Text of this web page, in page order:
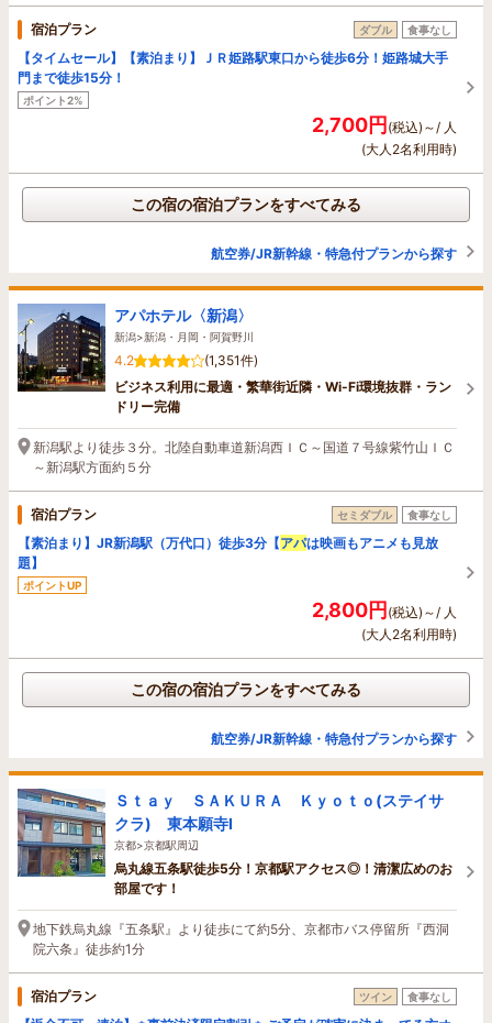
宿泊プラン ダブル 食事なし
【タイムセール】【素泊まり】ＪＲ姫路駅東口から徒歩6分！姫路城大手
門まで徒歩15分！
ポイント2%
2,700円(税込)～/ 人
(大人2名利用時)
この宿の宿泊プランをすべてみる
航空券/JR新幹線・特急付プランから探す
アパホテル〈新潟〉
新潟>新潟・月岡・阿賀野川
4.2
(1,351件)
ビジネス利用に最適・繁華街近隣・Wi-Fi環境抜群・ラン
ドリー完備
新潟駅より徒歩３分。北陸自動車道新潟西ＩＣ～国道７号線紫竹山ＩＣ
～新潟駅方面約５分
宿泊プラン セミダブル 食事なし
【素泊まり】JR新潟駅（万代口）徒歩3分【アパは映画もアニメも見放
題】
ポイントUP
2,800円(税込)～/ 人
(大人2名利用時)
この宿の宿泊プランをすべてみる
航空券/JR新幹線・特急付プランから探す
Ｓｔａｙ ＳＡＫＵＲＡ Ｋｙｏｔｏ(ステイサ
クラ) 東本願寺Ⅰ
京都>京都駅周辺
烏丸線五条駅徒歩5分！京都駅アクセス◎！清潔広めのお
部屋です！
地下鉄烏丸線『五条駅』より徒歩にて約5分、京都市バス停留所『西洞
院六条』徒歩約1分
宿泊プラン ツイン 食事なし